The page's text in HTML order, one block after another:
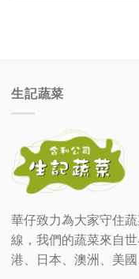
生記蔬菜
華仔致力為大家守住
線，我們的蔬菜來自
港、日本、澳洲、美